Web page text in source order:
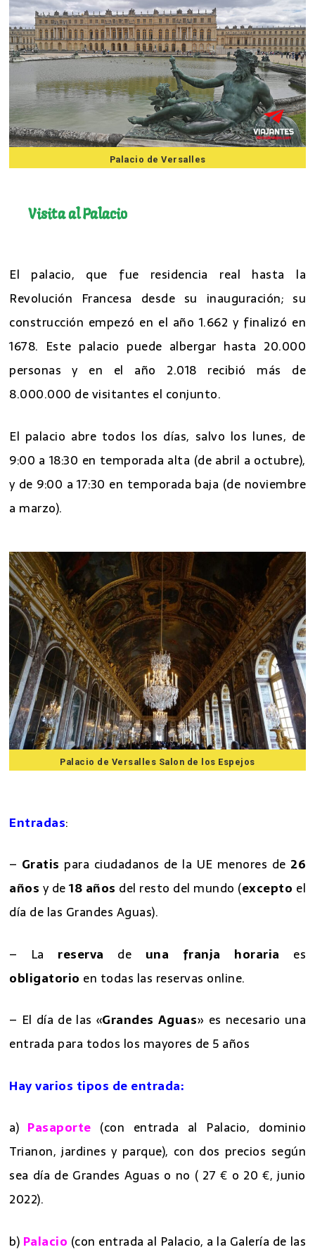
Palacio de Versalles
Visita al Palacio
El palacio, que fue residencia real hasta la
Revolución Francesa desde su inauguración; su
construcción empezó en el año 1.662 y finalizó en
1678. Este palacio puede albergar hasta 20.000
personas y en el año 2.018 recibió más de
8.000.000 de visitantes el conjunto.
El palacio abre todos los días, salvo los lunes, de
9:00 a 18:30 en temporada alta (de abril a octubre),
y de 9:00 a 17:30 en temporada baja (de noviembre
a marzo).
Palacio de Versalles Salon de los Espejos
Entradas:
– Gratis para ciudadanos de la UE menores de 26
años y de18 años del resto del mundo (excepto el
día de las Grandes Aguas).
– La reserva de una franja horaria es
obligatorio en todas las reservas online.
– El día de las «Grandes Aguas» es necesario una
entrada para todos los mayores de 5 años
Hay varios tipos de entrada:
a) Pasaporte (con entrada al Palacio, dominio
Trianon, jardines y parque), con dos precios según
sea día de Grandes Aguas o no ( 27 € o 20 €, junio
2022).
b) Palacio (con entrada al Palacio, a la Galería de las